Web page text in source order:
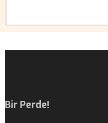
Bir Perde!